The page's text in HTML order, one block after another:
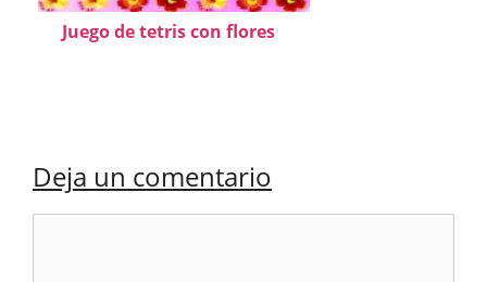
Juego de tetris con flores
Deja un comentario